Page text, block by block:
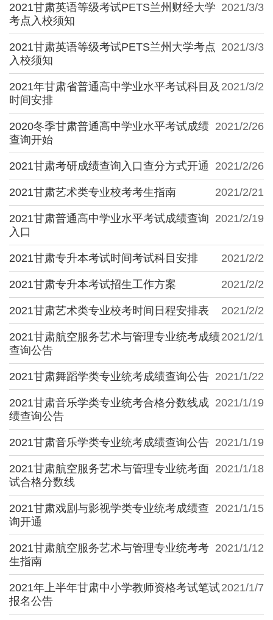
2021/3/3
2021甘肃英语等级考试PETS兰州财经大学
考点入校须知
2021/3/3
2021甘肃英语等级考试PETS兰州大学考点
入校须知
2021/3/2
2021年甘肃省普通高中学业水平考试科目及
时间安排
2021/2/26
2020冬季甘肃普通高中学业水平考试成绩
查询开始
2021/2/26
2021甘肃考研成绩查询入口查分方式开通
2021/2/21
2021甘肃艺术类专业校考考生指南
2021/2/19
2021甘肃普通高中学业水平考试成绩查询
入口
2021/2/2
2021甘肃专升本考试时间考试科目安排
2021/2/2
2021甘肃专升本考试招生工作方案
2021/2/2
2021甘肃艺术类专业校考时间日程安排表
2021/2/1
2021甘肃航空服务艺术与管理专业统考成绩
查询公告
2021/1/22
2021甘肃舞蹈学类专业统考成绩查询公告
2021/1/19
2021甘肃音乐学类专业统考合格分数线成
绩查询公告
2021/1/19
2021甘肃音乐学类专业统考成绩查询公告
2021/1/18
2021甘肃航空服务艺术与管理专业统考面
试合格分数线
2021/1/15
2021甘肃戏剧与影视学类专业统考成绩查
询开通
2021/1/12
2021甘肃航空服务艺术与管理专业统考考
生指南
2021/1/7
2021年上半年甘肃中小学教师资格考试笔试
报名公告